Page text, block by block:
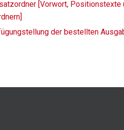
[Vorwort, Positionstexte
der bestellten